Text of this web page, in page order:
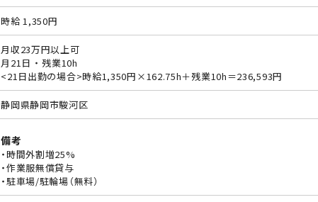
時給 1,350円
月収23万円以上可
月21日 ・ 残業10h
<21日出勤の場合>時給1,350円×162.75h＋残業10h＝236,593円
静岡県静岡市駿河区
備考
・時間外割増25%
・作業服無償貸与
・駐車場/駐輪場（無料）